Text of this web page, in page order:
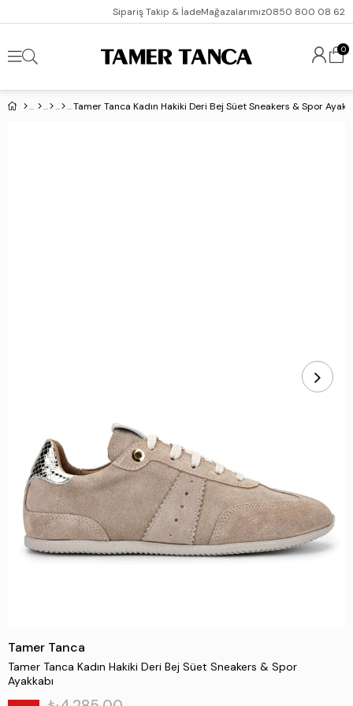
Sipariş Takip & İadeMağazalarımız0850 800 08 62
0
Tamer Tanca Kadın Hakiki Deri Bej Süet Sneakers & Spor
Tamer Tanca
Tamer Tanca Kadın Hakiki Deri Bej Süet Sneakers & Spor
Ayakkabı